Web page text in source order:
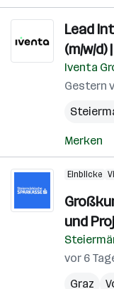
Lead
(m/w/
Iventa
Gestern
Merken
Einblicke
und
vor 6
Graz